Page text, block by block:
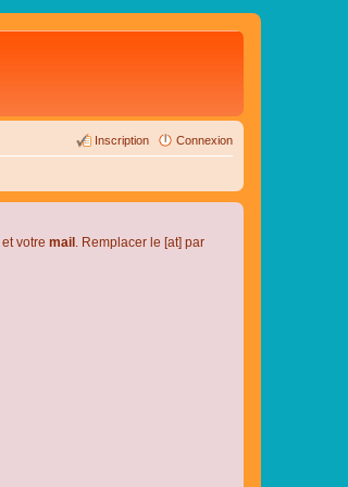
Connexion
Inscription
et votre mail . Remplacer le [at] par